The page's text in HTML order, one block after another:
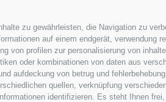
zu gewährleisten, die Navigation zu
auf einem endgerät, verwendung
von profilen zur personalisierung von
oder kombinationen von daten aus
aufdeckung von betrug und
quellen, verknüpfung
identifizieren. Es steht Ihnen